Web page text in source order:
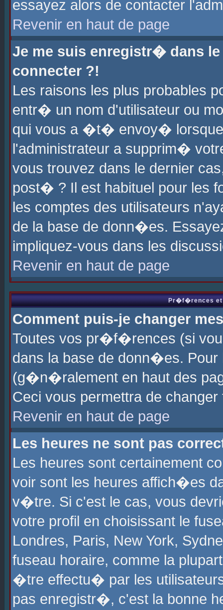
essayez alors de contacter
Revenir en haut de page
Je me suis enregistr� dans
connecter ?!
Les raisons les plus probables
entr� un nom d'utilisateur ou
qui vous a �t� envoy�
l'administrateur a supprim�
vous trouvez dans le dernier
post� ? Il est habituel pour les
les comptes des utilisateurs
de la base de donn�es.
impliquez-vous dans les
Revenir en haut de page
Pr�f�rences et
Comment puis-je changer
Toutes vos pr�f�rences (si
dans la base de donn�es.
(g�n�ralement en haut des
Ceci vous permettra de
Revenir en haut de page
Les heures ne sont pas
Les heures sont certainement
voir sont les heures affich�es
v�tre. Si c'est le cas, vous
votre profil en choisissant le
Londres, Paris, New York,
fuseau horaire, comme la
�tre effectu� par les
pas enregistr�, c'est la bonne